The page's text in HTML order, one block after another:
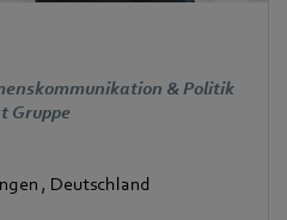
& Politik
Gruppe
, Deutschland